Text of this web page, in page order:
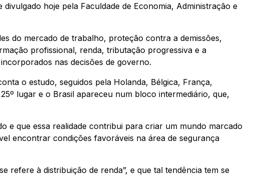
hoje pela Faculdade de Economia, Administração e
do mercado de trabalho, proteção contra a demissões,
profissional, renda, tributação progressiva e a
nas decisões de governo.
o estudo, seguidos pela Holanda, Bélgica, França,
lugar e o Brasil apareceu num bloco intermediário, que,
e que essa realidade contribui para criar um mundo marcado
encontrar condições favoráveis na área de segurança
refere à distribuição de renda”, e que tal tendência tem se